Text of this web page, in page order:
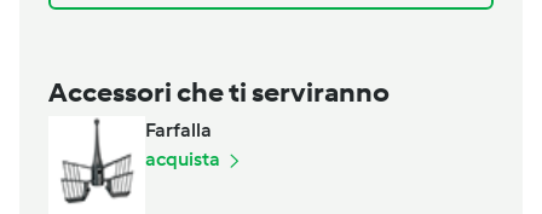
Accessori che ti serviranno
Farfalla
acquista